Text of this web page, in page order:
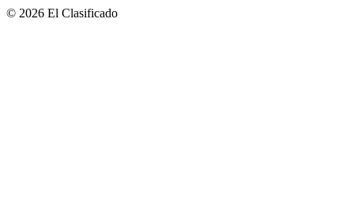
© 2026 El Clasificado